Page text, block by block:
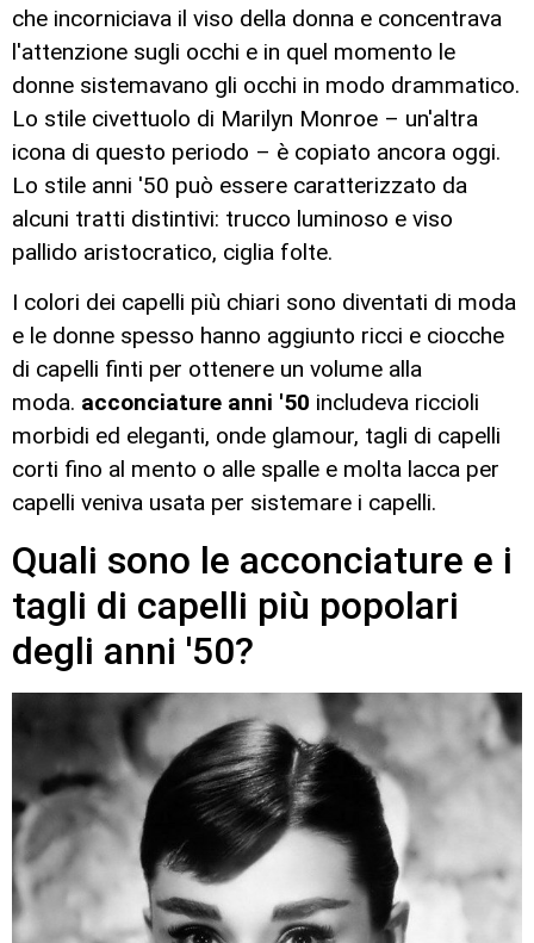
che incorniciava il viso della donna e concentrava
l'attenzione sugli occhi e in quel momento le
donne sistemavano gli occhi in modo drammatico.
Lo stile civettuolo di Marilyn Monroe – un'altra
icona di questo periodo – è copiato ancora oggi.
Lo stile anni '50 può essere caratterizzato da
alcuni tratti distintivi: trucco luminoso e viso
pallido aristocratico, ciglia folte.
I colori dei capelli più chiari sono diventati di moda
e le donne spesso hanno aggiunto ricci e ciocche
di capelli finti per ottenere un volume alla
moda. acconciature anni '50 includeva riccioli
morbidi ed eleganti, onde glamour, tagli di capelli
corti fino al mento o alle spalle e molta lacca per
capelli veniva usata per sistemare i capelli.
Quali sono le acconciature e i
tagli di capelli più popolari
degli anni '50?